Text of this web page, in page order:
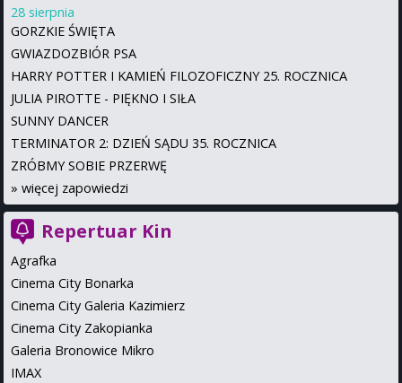
28 sierpnia
GORZKIE ŚWIĘTA
GWIAZDOZBIÓR PSA
HARRY POTTER I KAMIEŃ FILOZOFICZNY 25. ROCZNICA
JULIA PIROTTE - PIĘKNO I SIŁA
SUNNY DANCER
TERMINATOR 2: DZIEŃ SĄDU 35. ROCZNICA
ZRÓBMY SOBIE PRZERWĘ
» więcej zapowiedzi
Repertuar Kin
Agrafka
Cinema City Bonarka
Cinema City Galeria Kazimierz
Cinema City Zakopianka
Galeria Bronowice Mikro
IMAX